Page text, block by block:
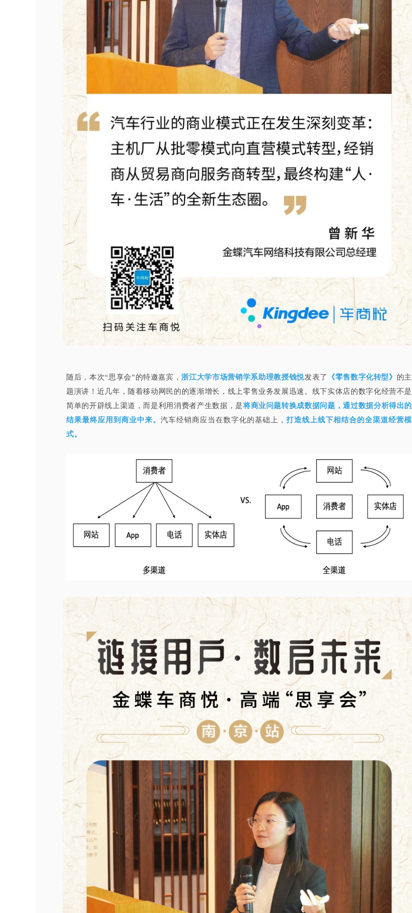
随后，本次“思享会”的特邀嘉宾，浙江大学市场营销学系助理教授钱悦发表了 《零售数字化转型》 的主
题演讲！近几年，随着移动网民的的逐渐增长，线上零售业务发展迅速。线下实体店的数字化经营不是
简单的开辟线上渠道，而是利用消费者产生数据，是将商业问题转换成数据问题，通过数据分析得出的
结果最终应用到商业中来。汽车经销商应当在数字化的基础上，打造线上线下相结合的全渠道经营模
式。